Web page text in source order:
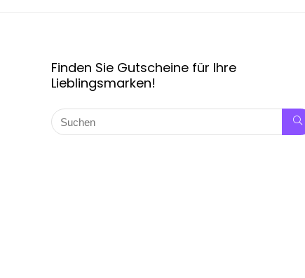
Finden Sie Gutscheine für Ihre
Lieblingsmarken!